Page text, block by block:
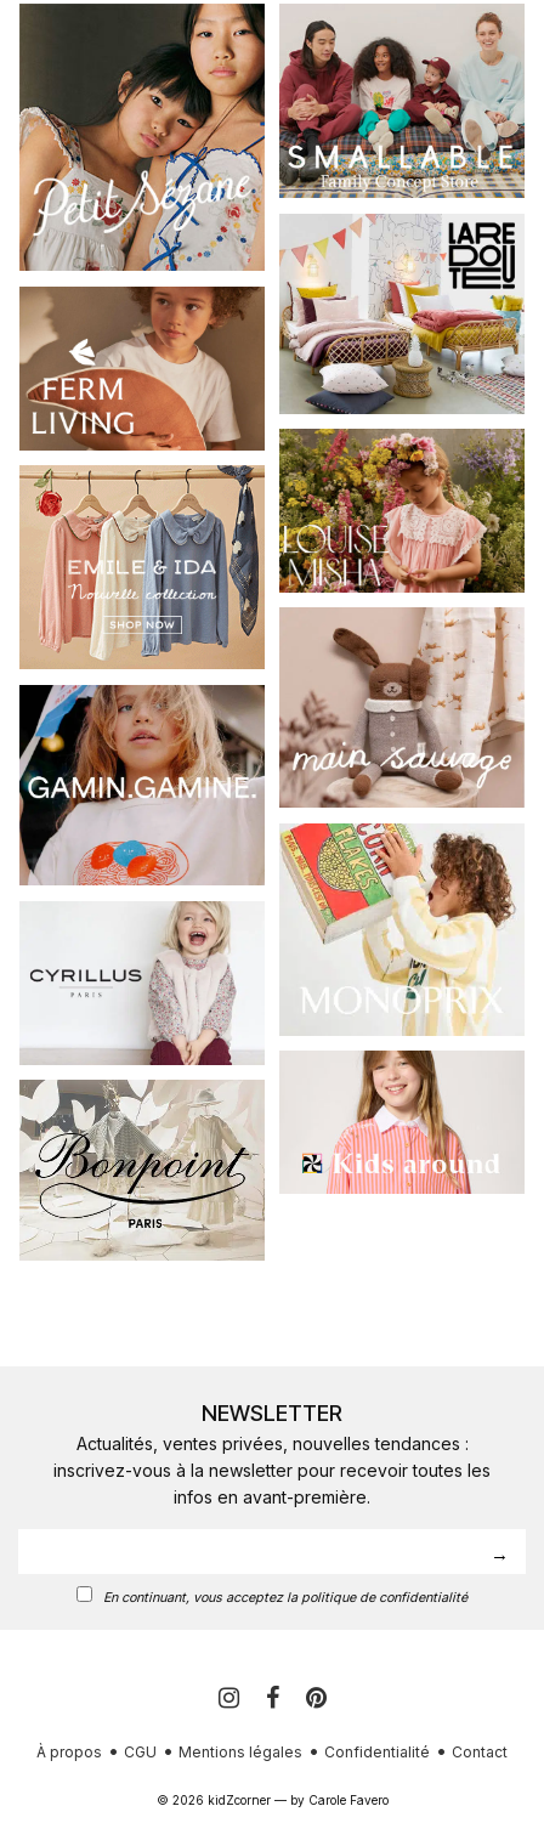
NEWSLETTER
Actualités, ventes privées, nouvelles tendances :
inscrivez-vous à la newsletter pour recevoir toutes les
infos en avant-première.
En continuant, vous acceptez la politique de confidentialité
À propos CGU Mentions légales Confidentialité Contact
© 2026 kidZcorner — by Carole Favero